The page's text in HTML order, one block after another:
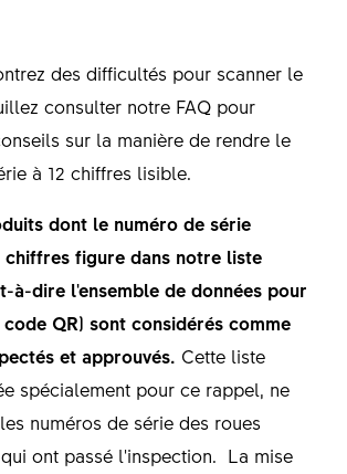
des difficultés pour scanner le
consulter notre FAQ pour
sur la manière de rendre le
à 12 chiffres lisible.
dont le numéro de série
chiffres figure dans notre liste
à-dire l'ensemble de données pour
QR) sont considérés comme
et approuvés. Cette liste
spécialement pour ce rappel, ne
numéros de série des roues
ont passé l'inspection. La mise